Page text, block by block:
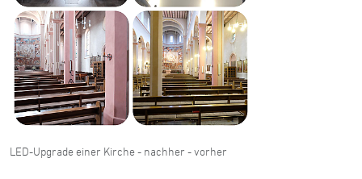
LED-Upgrade einer Kirche - nachher - vorher